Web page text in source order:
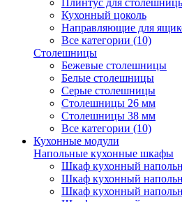
Плинтус для
Кухонный цоколь
Направляющие для
Все категории (10)
Столешницы
Бежевые столешницы
Белые столешницы
Серые столешницы
Столешницы 26 мм
Столешницы 38 мм
Все категории (10)
Кухонные модули
Напольные кухонные шкафы
Шкаф кухонный
Шкаф кухонный
Шкаф кухонный